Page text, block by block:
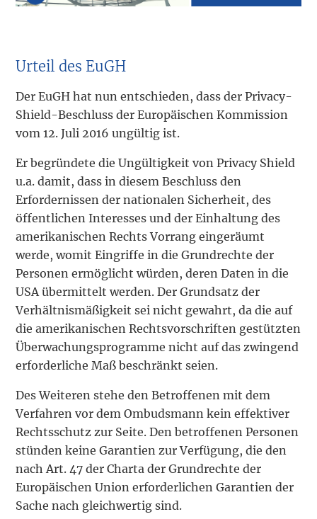
Urteil des EuGH
Der EuGH hat nun entschieden, dass der Privacy-
Shield-Beschluss der Europäischen Kommission
vom 12. Juli 2016 ungültig ist.
Er begründete die Ungültigkeit von Privacy Shield
u.a. damit, dass in diesem Beschluss den
Erfordernissen der nationalen Sicherheit, des
öffentlichen Interesses und der Einhaltung des
amerikanischen Rechts Vorrang eingeräumt
werde, womit Eingriffe in die Grundrechte der
Personen ermöglicht würden, deren Daten in die
USA übermittelt werden. Der Grundsatz der
Verhältnismäßigkeit sei nicht gewahrt, da die auf
die amerikanischen Rechtsvorschriften gestützten
Überwachungsprogramme nicht auf das zwingend
erforderliche Maß beschränkt seien.
Des Weiteren stehe den Betroffenen mit dem
Verfahren vor dem Ombudsmann kein effektiver
Rechtsschutz zur Seite. Den betroffenen Personen
stünden keine Garantien zur Verfügung, die den
nach Art. 47 der Charta der Grundrechte der
Europäischen Union erforderlichen Garantien der
Sache nach gleichwertig sind.